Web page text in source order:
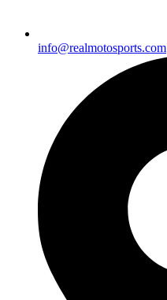
info@realmotosports.com